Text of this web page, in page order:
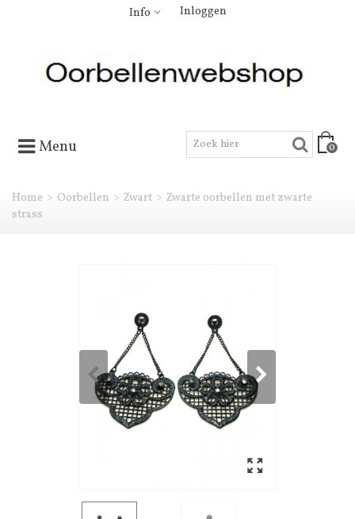
Info Inloggen
Menu 0
Home > Oorbellen > Zwart > Zwarte oorbellen met zwarte
strass